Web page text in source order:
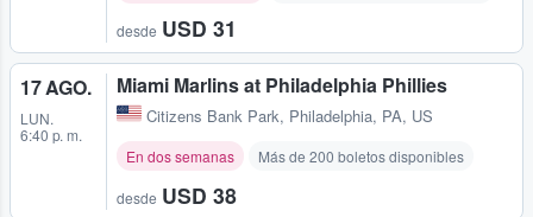
desde USD 31
17 AGO.
LUN.
6:40 p. m.
Miami Marlins at Philadelphia Phillies
Citizens Bank Park, Philadelphia, PA, US
En dos semanas Más de 200 boletos disponibles
desde USD 38